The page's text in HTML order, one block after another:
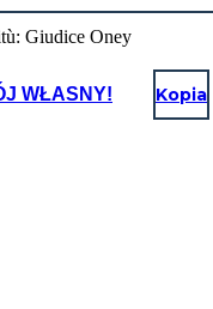
WŁASNY! Kopia